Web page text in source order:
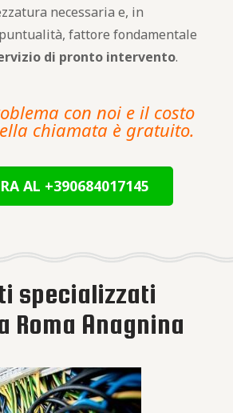
necessaria e, in
fattore fondamentale
di pronto intervento.
con noi e il costo
chiamata è gratuito.
AL +390684017145
specializzati
Roma Anagnina